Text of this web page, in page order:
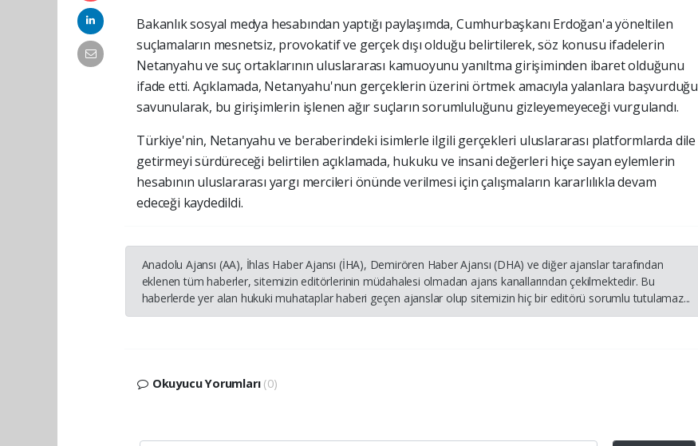
Bakanlık sosyal medya hesabından yaptığı paylaşımda, Cumhurbaşkanı Erdoğan'a yöneltilen
suçlamaların mesnetsiz, provokatif ve gerçek dışı olduğu belirtilerek, söz konusu ifadelerin
Netanyahu ve suç ortaklarının uluslararası kamuoyunu yanıltma girişiminden ibaret olduğunu
ifade etti. Açıklamada, Netanyahu'nun gerçeklerin üzerini örtmek amacıyla yalanlara başvurduğu
savunularak, bu girişimlerin işlenen ağır suçların sorumluluğunu gizleyemeyeceği vurgulandı.
Türkiye'nin, Netanyahu ve beraberindeki isimlerle ilgili gerçekleri uluslararası platformlarda dile
getirmeyi sürdüreceği belirtilen açıklamada, hukuku ve insani değerleri hiçe sayan eylemlerin
hesabının uluslararası yargı mercileri önünde verilmesi için çalışmaların kararlılıkla devam
edeceği kaydedildi.
Anadolu Ajansı (AA), İhlas Haber Ajansı (İHA), Demirören Haber Ajansı (DHA) ve diğer ajanslar tarafından
eklenen tüm haberler, sitemizin editörlerinin müdahalesi olmadan ajans kanallarından çekilmektedir. Bu
haberlerde yer alan hukuki muhataplar haberi geçen ajanslar olup sitemizin hiç bir editörü sorumlu tutulamaz...
Okuyucu Yorumları (0)